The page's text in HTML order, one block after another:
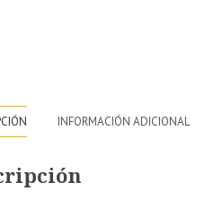
INFORMACIÓN ADICIONAL